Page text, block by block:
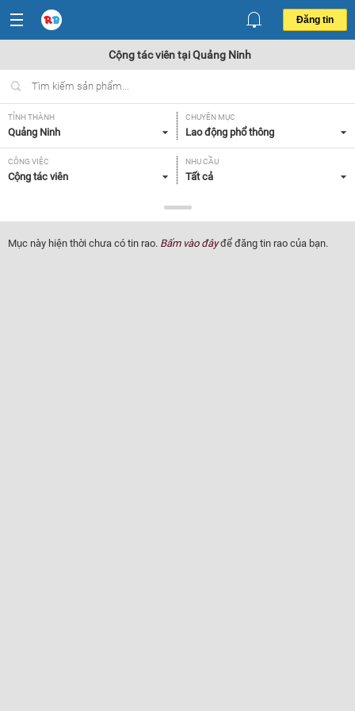
Đăng tin
Cộng tác viên tại Quảng Ninh
TỈNH THÀNH
Quảng Ninh
CHUYÊN MỤC
Lao động phổ thông
CÔNG VIỆC
Cộng tác viên
NHU CẦU
Tất cả
Tất cả
Mục này hiện thời chưa có tin rao. Bấm vào đâyđể đăng tin rao của bạn.